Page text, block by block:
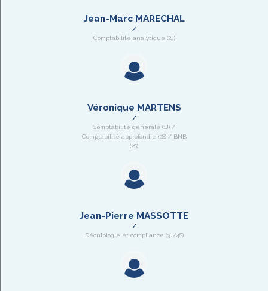
Jean-Marc MARECHAL
Comptabilité analytique (2J)
Véronique MARTENS
Comptabilité générale (1J) /
Comptabilité approfondie (2S) / BNB
(2S)
Jean-Pierre MASSOTTE
Déontologie et compliance (3J/4S)